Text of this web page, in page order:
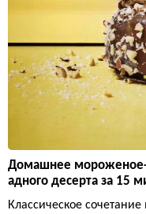
Домашнее мороженое-
адного десерта за 15
Классическое